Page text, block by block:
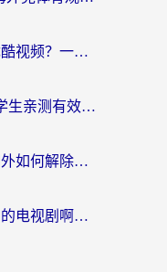
海外党别愁！国外怎么看优酷视频？一招解决追剧、看直播难题
海外可以看b站吗手机？留学生亲测有效的回国加速指南
海外党必看：腾讯视频在国外如何解除地域限制？附优酷咪咕使用指南
在国外用什么软件能看国内的电视剧啊？留学生亲测有效的回国加速方案